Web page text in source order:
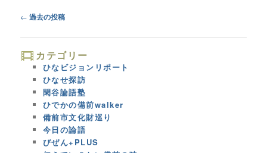
Post
← 過去の投稿
カテゴリー
ひなビジョンリポート
ひなせ探訪
閑谷論語塾
ひでかの備前walker
備前市文化財巡り
今日の論語
びぜん+PLUS